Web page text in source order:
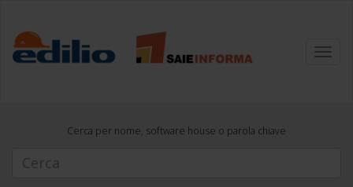
Cerca per nome, software house o parola chiave